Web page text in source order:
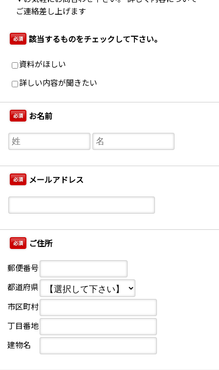
ご連絡差し上げます
必須 該当するものをチェックして下さい。
資料がほしい
詳しい内容が聞きたい
必須 お名前
必須 メールアドレス
必須 ご住所
郵便番号
都道府県
市区町村
丁目番地
建物名